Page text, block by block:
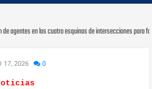
de agentes en las cuatro esquinas de intersecciones para
17, 2026 0